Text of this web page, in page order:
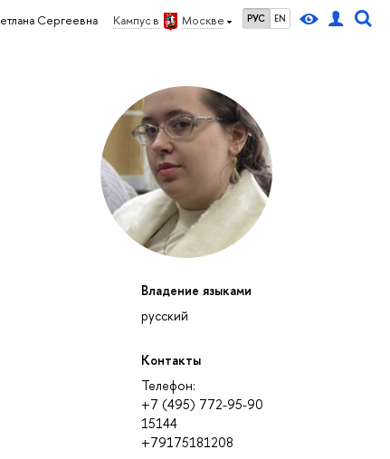
Кампус в Москве РУС EN
Сергеевна
Владение языками
русский
Контакты
Телефон:
+7 (495) 772-95-90
15144
+79175181208